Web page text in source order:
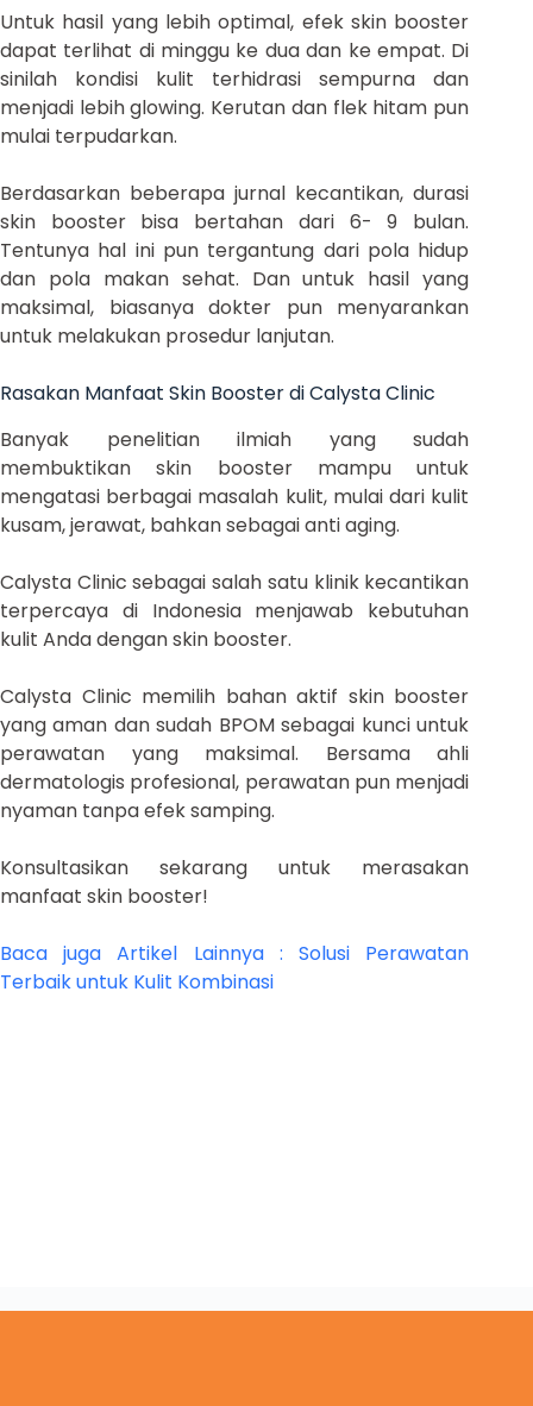
Untuk hasil yang lebih optimal, efek skin booster
dapat terlihat di minggu ke dua dan ke empat. Di
sinilah kondisi kulit terhidrasi sempurna dan
menjadi lebih glowing. Kerutan dan flek hitam pun
mulai terpudarkan.
Berdasarkan beberapa jurnal kecantikan, durasi
skin booster bisa bertahan dari 6- 9 bulan.
Tentunya hal ini pun tergantung dari pola hidup
dan pola makan sehat. Dan untuk hasil yang
maksimal, biasanya dokter pun menyarankan
untuk melakukan prosedur lanjutan.
Rasakan Manfaat Skin Booster di Calysta Clinic
Banyak penelitian ilmiah yang sudah
membuktikan skin booster mampu untuk
mengatasi berbagai masalah kulit, mulai dari kulit
kusam, jerawat, bahkan sebagai anti aging.
Calysta Clinic sebagai salah satu klinik kecantikan
terpercaya di Indonesia menjawab kebutuhan
kulit Anda dengan skin booster.
Calysta Clinic memilih bahan aktif skin booster
yang aman dan sudah BPOM sebagai kunci untuk
perawatan yang maksimal. Bersama ahli
dermatologis profesional, perawatan pun menjadi
nyaman tanpa efek samping.
Konsultasikan sekarang untuk merasakan
manfaat skin booster!
Baca juga Artikel Lainnya : Solusi Perawatan
Terbaik untuk Kulit Kombinasi